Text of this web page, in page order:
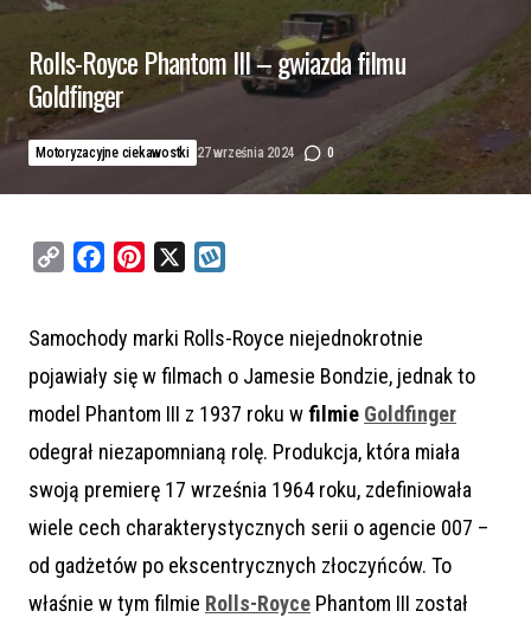
Rolls-Royce Phantom III – gwiazda filmu
Goldfinger
Motoryzacyjne ciekawostki 27 września 2024 0
y
L
i
e
b
o
o
t
e
r
t
o
p
Samochody marki Rolls-Royce niejednokrotnie
pojawiały się w filmach o Jamesie Bondzie, jednak to
model Phantom III z 1937 roku wfilmie Goldfinger
odegrał niezapomnianą rolę. Produkcja, która miała
swoją premierę 17 września 1964 roku, zdefiniowała
wiele cech charakterystycznych serii o agencie 007 –
od gadżetów po ekscentrycznych złoczyńców. To
właśnie w tym filmie Rolls-Royce Phantom III został